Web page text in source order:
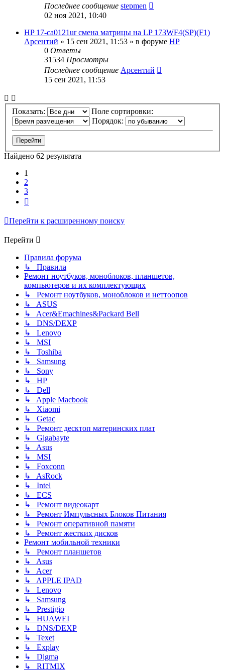
Последнее сообщение stepmen
02 ноя 2021, 10:40
HP 17-ca0121ur смена матрицы на LP 173WF4(SP)(F1)
Арсентий » 15 сен 2021, 11:53 » в форуме HP
0 Ответы
31534 Просмотры
Последнее сообщение Арсентий
15 сен 2021, 11:53
Показать:
Поле сортировки:
Порядок:
Найдено 62 результата
1
2
3
Перейти к расширенному поиску
Перейти
Правила форума
↳ Правила
Ремонт ноутбуков, моноблоков, планшетов,
компьютеров и их комплектующих
↳ Ремонт ноутбуков, моноблоков и неттоопов
↳ ASUS
↳ Acer&Emachines&Packard Bell
↳ DNS/DEXP
↳ Lenovo
↳ MSI
↳ Toshiba
↳ Samsung
↳ Sony
↳ HP
↳ Dell
↳ Apple Macbook
↳ Xiaomi
↳ Getac
↳ Ремонт десктоп материнских плат
↳ Gigabayte
↳ Asus
↳ MSI
↳ Foxconn
↳ AsRock
↳ Intel
↳ ECS
↳ Ремонт видеокарт
↳ Ремонт Импульсных Блоков Питания
↳ Ремонт оперативной памяти
↳ Ремонт жестких дисков
Ремонт мобильной техники
↳ Ремонт планшетов
↳ Asus
↳ Acer
↳ APPLE IPAD
↳ Lenovo
↳ Samsung
↳ Prestigio
↳ HUAWEI
↳ DNS/DEXP
↳ Texet
↳ Explay
↳ Digma
↳ RITMIX